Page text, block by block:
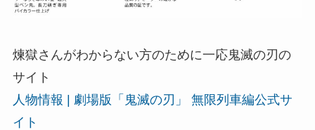
煉獄さんがわからない方のために一応鬼滅の刃の
サイト
人物情報 | 劇場版「鬼滅の刃」 無限列車編公式サ
イト